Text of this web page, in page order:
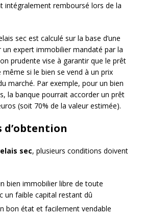
intégralement remboursé lors de la
sec est calculé sur la base d’une
expert immobilier mandaté par la
prudente vise à garantir que le prêt
si le bien se vend à un prix
marché. Par exemple, pour un bien
la banque pourrait accorder un prêt
(soit 70% de la valeur estimée).
d’obtention
sec, plusieurs conditions doivent
bien immobilier libre de toute
un faible capital restant dû
bon état et facilement vendable